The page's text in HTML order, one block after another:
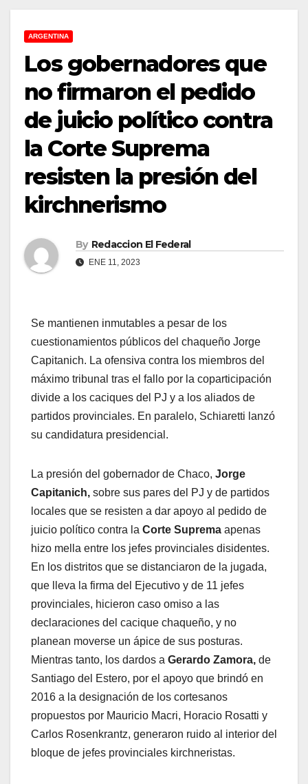
ARGENTINA
Los gobernadores que
no firmaron el pedido
de juicio político contra
la Corte Suprema
resisten la presión del
kirchnerismo
By Redaccion El Federal
ENE 11, 2023
Se mantienen inmutables a pesar de los
cuestionamientos públicos del chaqueño Jorge
Capitanich. La ofensiva contra los miembros del
máximo tribunal tras el fallo por la coparticipación
divide a los caciques del PJ y a los aliados de
partidos provinciales. En paralelo, Schiaretti lanzó
su candidatura presidencial.
La presión del gobernador de Chaco, Jorge
Capitanich, sobre sus pares del PJ y de partidos
locales que se resisten a dar apoyo al pedido de
juicio político contra la Corte Suprema apenas
hizo mella entre los jefes provinciales disidentes.
En los distritos que se distanciaron de la jugada,
que lleva la firma del Ejecutivo y de 11 jefes
provinciales, hicieron caso omiso a las
declaraciones del cacique chaqueño, y no
planean moverse un ápice de sus posturas.
Mientras tanto, los dardos a Gerardo Zamora, de
Santiago del Estero, por el apoyo que brindó en
2016 a la designación de los cortesanos
propuestos por Mauricio Macri, Horacio Rosatti y
Carlos Rosenkrantz, generaron ruido al interior del
bloque de jefes provinciales kirchneristas.